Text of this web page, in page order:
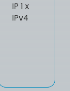
IP 1 x
IPv4